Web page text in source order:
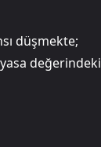
düşmekte;
değerindeki